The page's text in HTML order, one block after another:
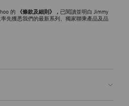
的 《條款及細則》， 已閱讀並明白 Jimmy
先獲悉我們的最新系列、獨家聯乘產品及品